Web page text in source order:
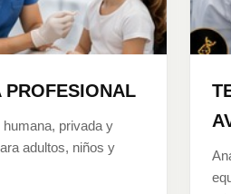
PROFESIONAL
humana, privada y
adultos, niños y